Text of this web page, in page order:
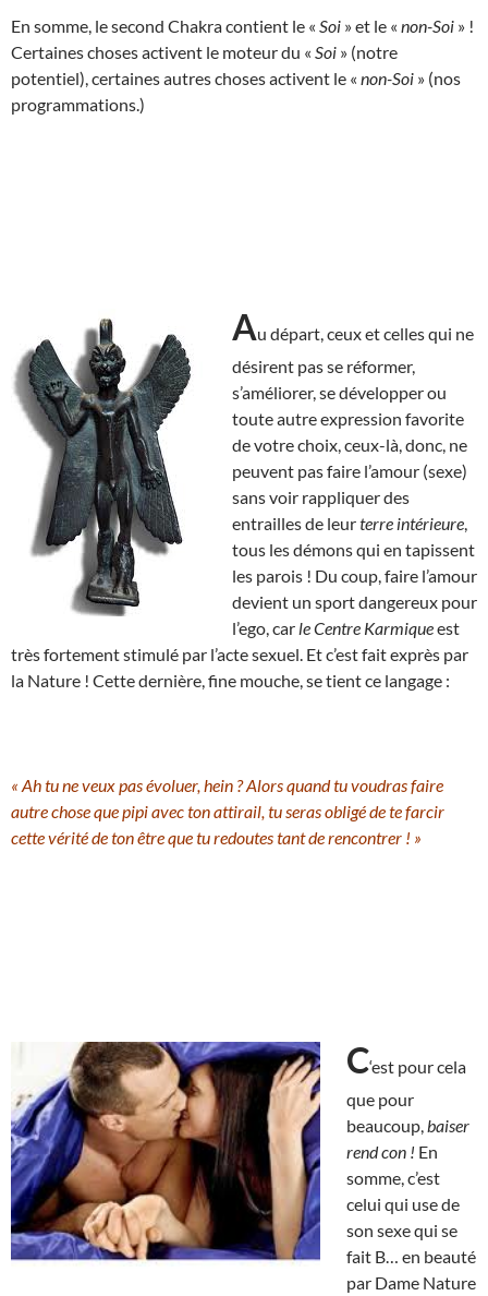
En somme, le second Chakra contient le « Soi » et le « non-Soi » !
Certaines choses activent le moteur du « Soi » (notre
potentiel), certaines autres choses activent le « non-Soi » (nos
programmations.)
Au départ, ceux et celles qui ne
désirent pas se réformer,
s’améliorer, se développer ou
toute autre expression favorite
de votre choix, ceux-là, donc, ne
peuvent pas faire l’amour (sexe)
sans voir rappliquer des
entrailles de leurterre intérieure
tous les démons qui en tapissent
les parois ! Du coup, faire l’amour
devient un sport dangereux pour
l’ego, car le Centre Karmiqueest
très fortement stimulé par l’acte sexuel. Et c’est fait exprès par
la Nature ! Cette dernière, fine mouche, se tient ce langage :
« Ah tu ne veux pas évoluer, hein ? Alors quand tu voudras faire
autre chose que pipi avec ton attirail, tu seras obligé de te farcir
cette vérité de ton être que tu redoutes tant de rencontrer ! »
C‘est pour cela
que pour
beaucoup, baiser
rend con ! En
somme, c’est
celui qui use de
son sexe qui se
fait B… en beauté
par Dame Nature